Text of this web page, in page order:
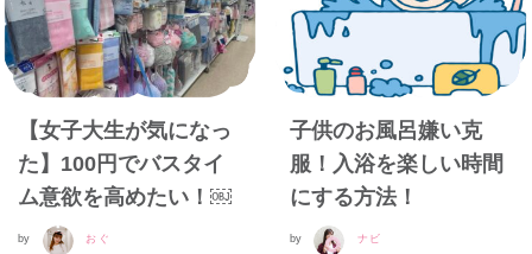
【女子大生が気になっ
た】100円でバスタイ
ム意欲を高めたい！￼
by おぐ
子供のお風呂嫌い克
服！入浴を楽しい時間
にする方法！
by ナビ